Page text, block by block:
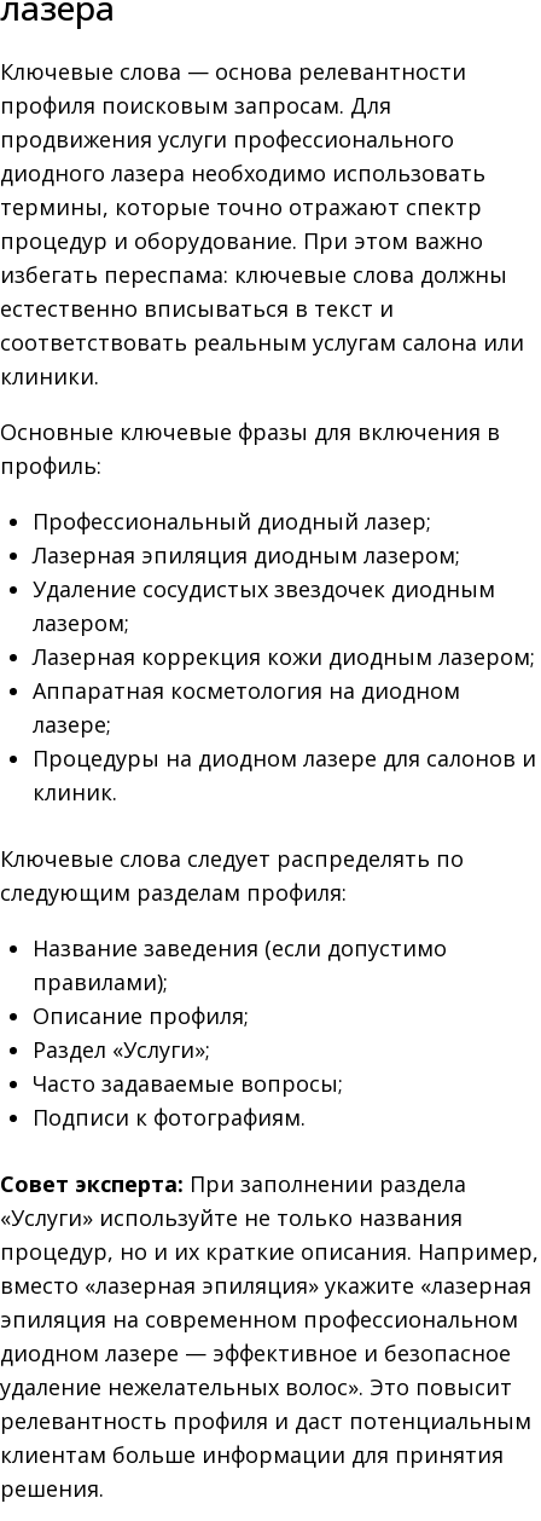
Ключевые слова — основа релевантности
профиля поисковым запросам. Для
продвижения услуги профессионального
диодного лазера необходимо использовать
термины, которые точно отражают спектр
процедур и оборудование. При этом важно
избегать переспама: ключевые слова должны
естественно вписываться в текст и
соответствовать реальным услугам салона или
клиники.
Основные ключевые фразы для включения в
профиль:
Профессиональный диодный лазер;
Лазерная эпиляция диодным лазером;
Удаление сосудистых звездочек диодным
лазером;
Лазерная коррекция кожи диодным лазером;
Аппаратная косметология на диодном
лазере;
Процедуры на диодном лазере для салонов и
клиник.
Ключевые слова следует распределять по
следующим разделам профиля:
Название заведения (если допустимо
правилами);
Описание профиля;
Раздел «Услуги»;
Часто задаваемые вопросы;
Подписи к фотографиям.
Совет эксперта: При заполнении раздела
«Услуги» используйте не только названия
процедур, но и их краткие описания. Например,
вместо «лазерная эпиляция» укажите «лазерная
эпиляция на современном профессиональном
диодном лазере — эффективное и безопасное
удаление нежелательных волос». Это повысит
релевантность профиля и даст потенциальным
клиентам больше информации для принятия
решения.